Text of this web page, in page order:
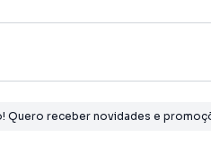
Quero receber novidades e